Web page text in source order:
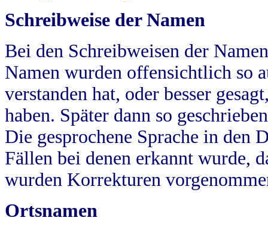
Schreibweise der Namen
Bei den Schreibweisen der
Namen wurden offensichtlich so
verstanden hat, oder besser
haben. Später dann so
Die gesprochene Sprache in
Fällen bei denen erkannt wurde,
wurden Korrekturen
Ortsnamen